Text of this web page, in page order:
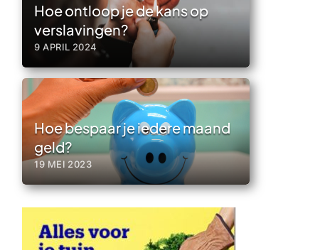
Hoe ontloop je de kans op
verslavingen?
9 APRIL 2024
Hoe bespaar je iedere maand
geld?
19 MEI 2023